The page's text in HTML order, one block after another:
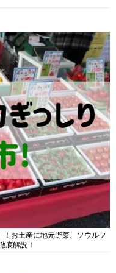
お土産に地元野菜、ソウルフ
底解説！